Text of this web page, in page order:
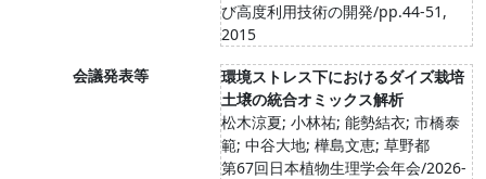
び高度利用技術の開発/pp.44-51,
2015
会議発表等
環境ストレス下におけるダイズ栽培
土壌の統合オミックス解析
松木涼夏; 小林祐; 能勢結衣; 市橋泰
範; 中谷大地; 樺島文恵; 草野都
第67回日本植物生理学会年会/2026-